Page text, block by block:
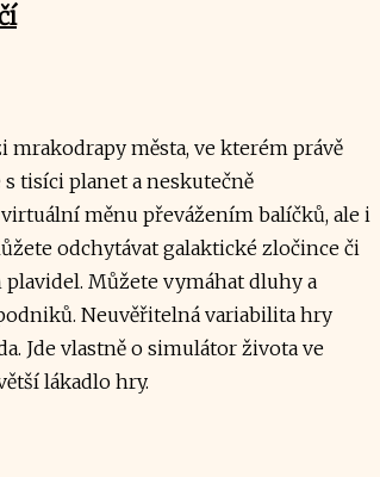
města, ve kterém právě
tisíci planet a neskutečně
měnu převážením balíčků, ale i
odchytávat galaktické zločince či
Můžete vymáhat dluhy a
Neuvěřitelná variabilita hry
Jde vlastně o simulátor života ve
lákadlo hry.